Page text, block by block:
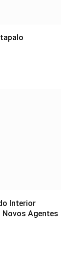
Interior
Novos Agentes